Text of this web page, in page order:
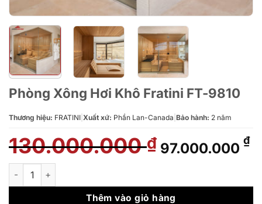
Phòng Xông Hơi Khô Fratini FT-9810
Thương hiệu: FRATINI Xuất xứ: Phần Lan-Canada Bảo hành: 2 năm
130.000.000₫ Giá
gốc
130.000.000
97.000.000 ₫
Phòng Xông Hơi Khô Fratini FT-9810 số lượng
Thêm vào giỏ hàng